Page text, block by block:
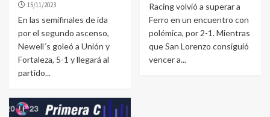
15/11/2023
En las semifinales de ida
por el segundo ascenso,
Newell´s goleó a Unión y
Fortaleza, 5-1 y llegará al
partido...
Racing volvió a superar a
Ferro en un encuentro con
polémica, por 2-1. Mientras
que San Lorenzo consiguió
vencer a...